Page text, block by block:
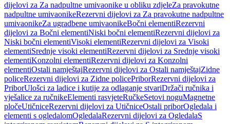
dijelovi za Za nadpultne umivaonike u obliku zdjeleZa pravokutne
nadpultne umivaonikeRezervni dijelovi za Za pravokutne nadpultne
umivaonikeZa ugradbene umivaonikeBočni elementiRezervni
dijelovi za Bočni elementiNiski bočni elementiRezervni dijelovi za
Niski bočni elementiVisoki elementiRezervni dijelovi za Visoki
elementiSrednje visoki elementiRezervni dijelovi za Srednje visoki
elementiKonzolni elementiRezervni dijelovi za Konzolni
elementiOstali namještajRezervni dijelovi za Ostali namještajZidne
policeRezervni dijelovi za Zidne policePriborRezervni dijelovi za
PriborUlošci za ladice i kutije za odlaganje stvariDržači ručnika i
vješalice za ručnikeElementi rasvjeteRučkeSetovi noguMagnetne
pločeUtičniceRezervni dijelovi za UtičniceOstali priborOgledala i
elementi s ogledalomOgledalaRezervni dijelovi za OgledalaS